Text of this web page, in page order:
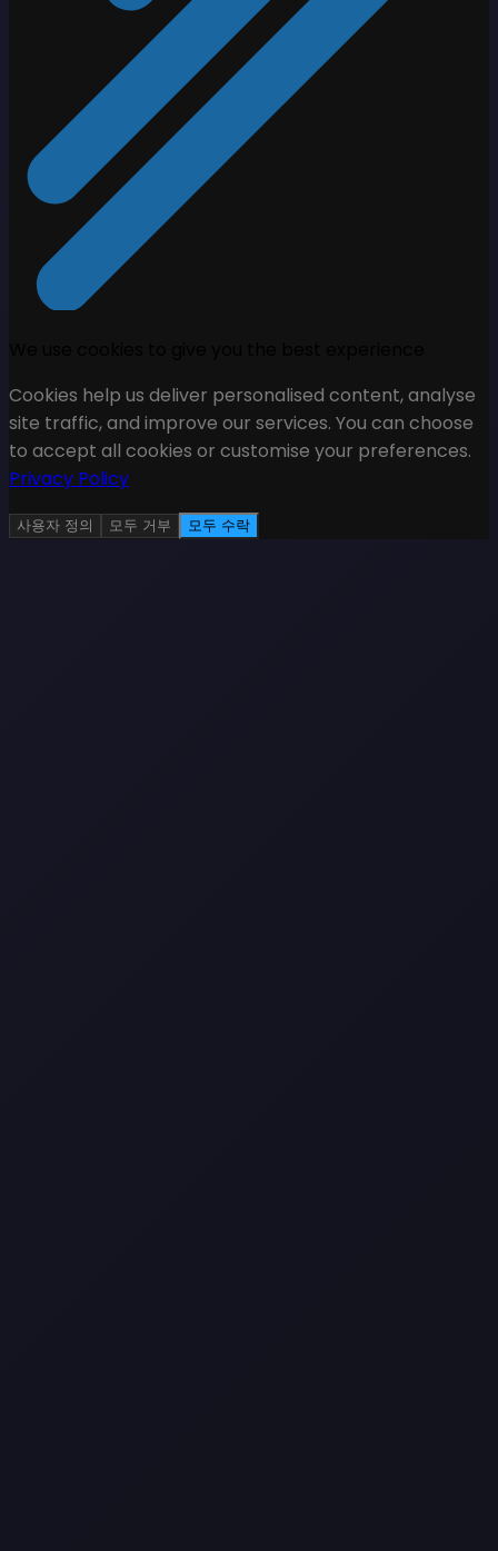
Cookies help us deliver personalised content, analyse
site traffic, and improve our services. You can choose
to accept all cookies or customise your preferences.
Privacy Policy
사용자 정의 모두 거부 모두 수락